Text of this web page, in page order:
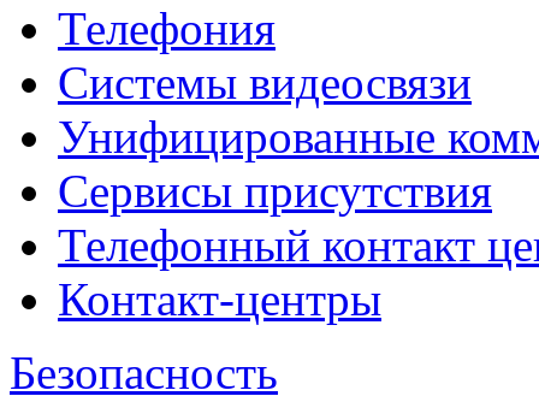
Телефония
Системы видеосвязи
Унифицированные
Сервисы присутствия
Телефонный контакт
Контакт-центры
Безопасность